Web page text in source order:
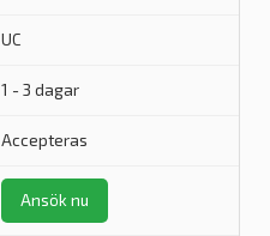
UC
1 - 3 dagar
Accepteras
Ansök nu